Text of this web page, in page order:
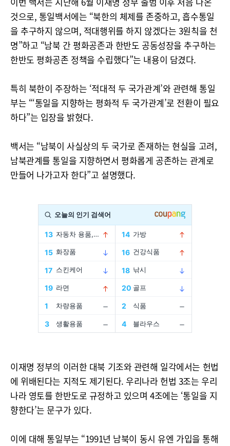
것으로, 통일백서에는 “북한의 체제를 존중하고, 흡수통일
을 추구하지 않으며, 적대행위를 하지 않겠다는 3원칙을 천
명”하고 “남북 간 평화공존과 한반도 공동성장을 추구하는
한반도 평화공존 정책을 수립했다”는 내용이 담겼다.
특히 북한이 주장하는 ‘적대적 두 국가관계’와 관련해 통일
부는 “‘통일을 지향하는 평화적 두 국가관계’로 전환이 필요
하다”는 입장을 밝혔다.
백서는 “남북이 사실상의 두 국가로 존재하는 현실을 고려,
남북관계를 통일을 지향하면서 평화롭게 공존하는 관계로
만들어 나가고자 한다”고 설명했다.
이재명 정부의 이러한 대북 기조와 관련해 일각에서는 헌법
에 위배된다는 지적도 제기된다. 우리나라 헌법 3조는 우리
나라 영토를 한반도로 규정하고 있으며 4조에는 ‘통일을 지
향한다’는 문구가 있다.
이에 대해 통일부는 “1991년 남북이 동시 유엔 가입을 통해